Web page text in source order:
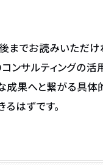
までお読みいただけ
ンサルティングの活
成果へと繋がる具
るはずです。